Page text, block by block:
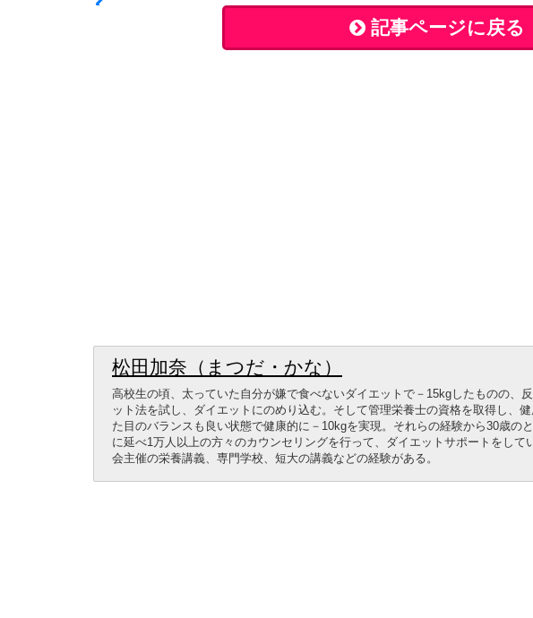
記事ページに戻る
松田加奈（まつだ・かな）
高校生の頃、太っていた自分が嫌で食べないダイエットで－15kgしたものの、
ット法を試し、ダイエットにのめり込む。そして管理栄養士の資格を取得し、
た目のバランスも良い状態で健康的に－10kgを実現。それらの経験から30歳の
に延べ1万人以上の方々のカウンセリングを行って、ダイエットサポートをして
会主催の栄養講義、専門学校、短大の講義などの経験がある。